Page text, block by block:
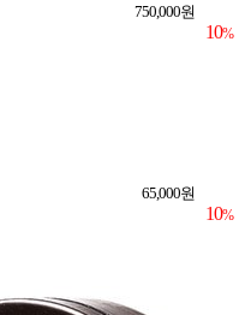
750,000원
10%
65,000원
10%